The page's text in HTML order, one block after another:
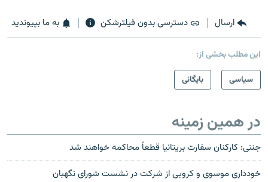
ارسال دسترسی بدون فیلترشکن به ما بپیوندید
این مطلب بخشی از:
سیاسی
بایگانی
در همین زمینه
جنتی: کارکنان سفارت بریتانیا قطعاً محاکمه خواهند شد
خودداری موسوی و کروبی از شرکت در نشست شورای نگهبان